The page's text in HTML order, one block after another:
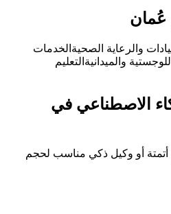
والرعاية الصحيةالخدمات
والميدانيةالتعليم
الاصطناعي في
أو وكيل ذكي مناسب لحجم